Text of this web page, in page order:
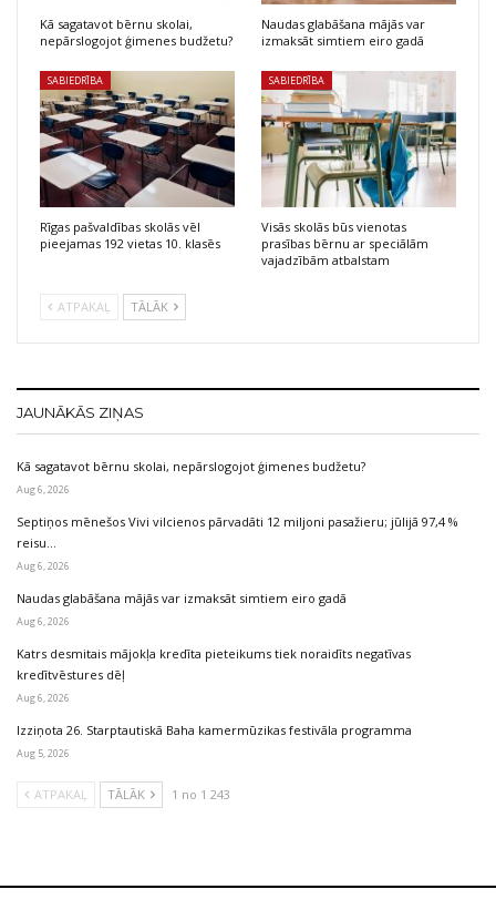
Kā sagatavot bērnu skolai,
nepārslogojot ģimenes budžetu?
Naudas glabāšana mājās var
izmaksāt simtiem eiro gadā
SABIEDRĪBA
Rīgas pašvaldības skolās vēl
pieejamas 192 vietas 10. klasēs
SABIEDRĪBA
Visās skolās būs vienotas
prasības bērnu ar speciālām
vajadzībām atbalstam
ATPAKAĻ TĀLĀK
JAUNĀKĀS ZIŅAS
Kā sagatavot bērnu skolai, nepārslogojot ģimenes budžetu?
Aug 6, 2026
Septiņos mēnešos Vivi vilcienos pārvadāti 12 miljoni pasažieru; jūlijā 97,4 %
reisu…
Aug 6, 2026
Naudas glabāšana mājās var izmaksāt simtiem eiro gadā
Aug 6, 2026
Katrs desmitais mājokļa kredīta pieteikums tiek noraidīts negatīvas
kredītvēstures dēļ
Aug 6, 2026
Izziņota 26. Starptautiskā Baha kamermūzikas festivāla programma
Aug 5, 2026
ATPAKAĻ TĀLĀK 1 no 1 243